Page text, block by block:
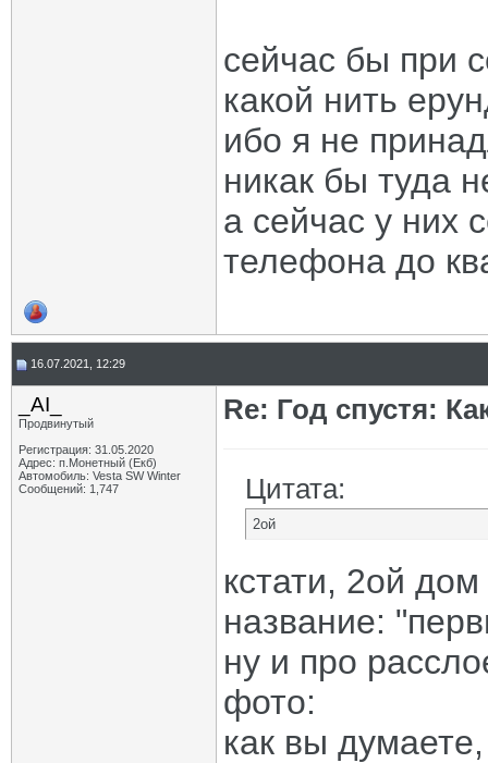
сейчас бы при
какой нить
ибо я не
никак бы туда
а сейчас у них
телефона до
16.07.2021, 12:29
_AI_
Продвинутый
Регистрация: 31.05.2020
Адрес: п.Монетный (Екб)
Автомобиль: Vesta SW Winter
Сообщений: 1,747
Re: Год спустя:
Цитата:
2ой
кстати, 2ой
название:
ну и про
фото:
как вы